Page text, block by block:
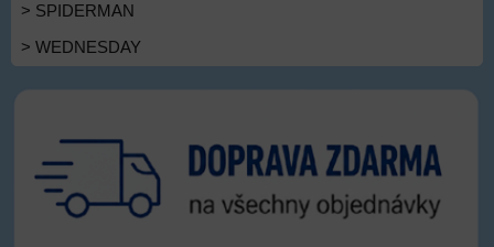
> SPIDERMAN
> WEDNESDAY